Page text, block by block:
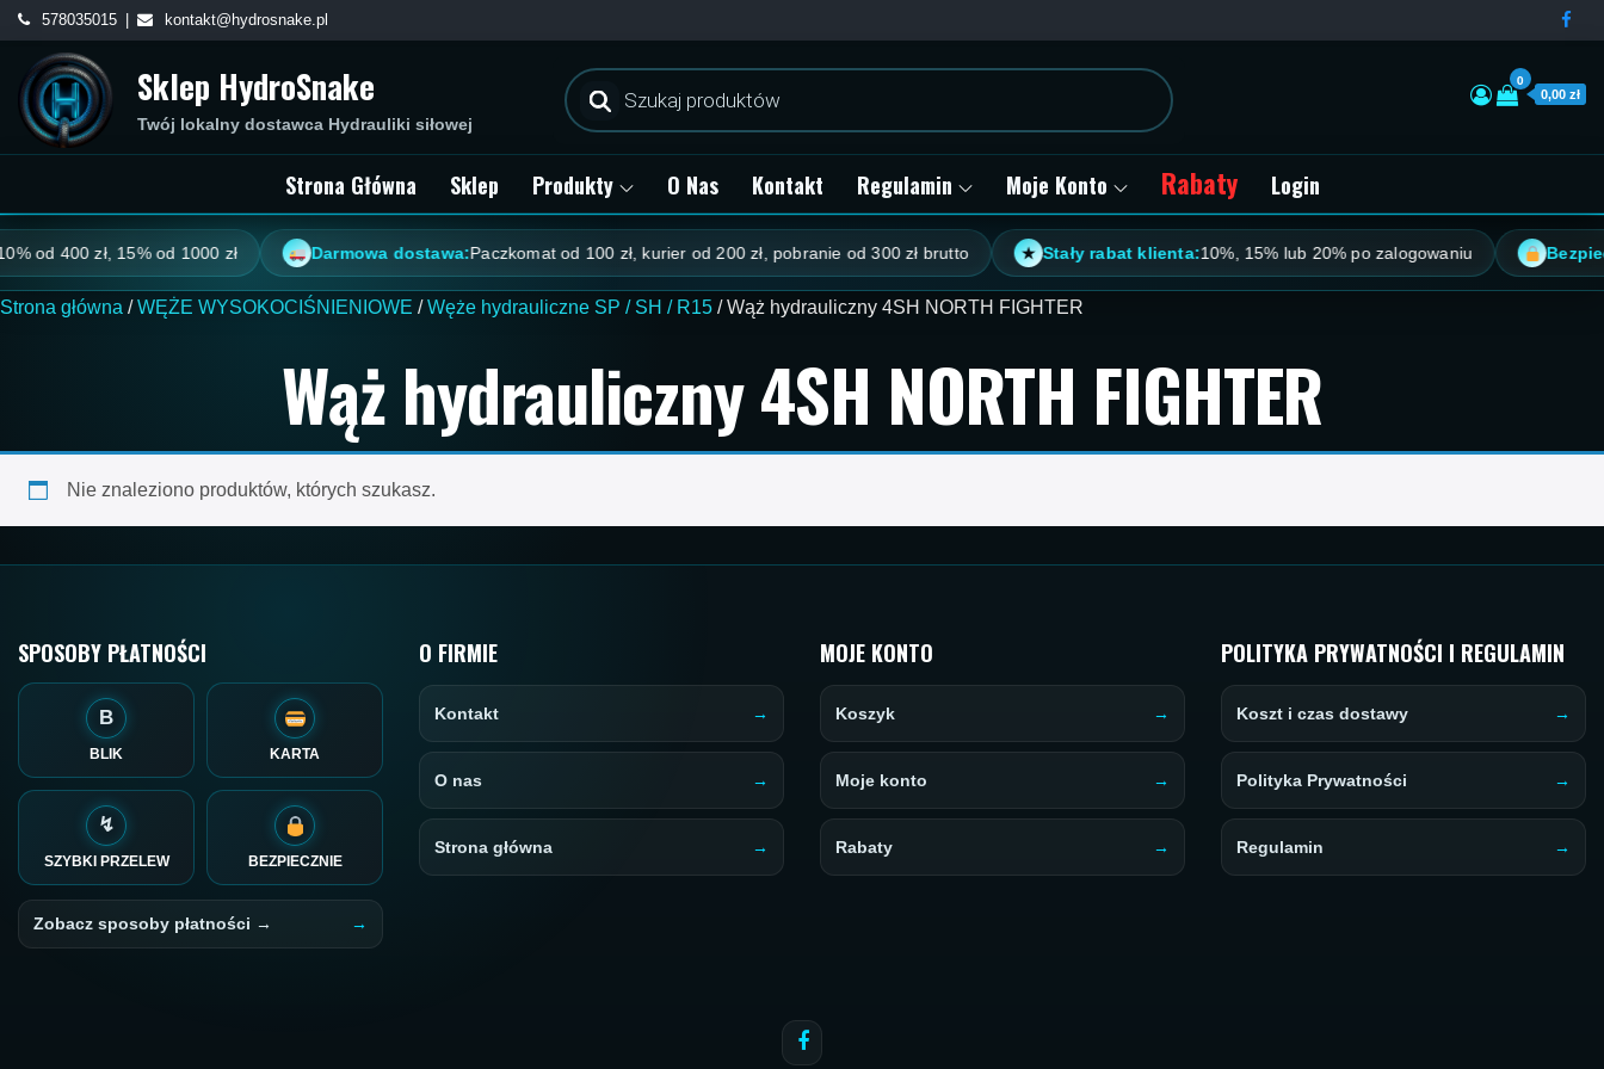
Skip
content
578035015 kontakt@hydrosnake.pl
Sklep HydroSnake
Twój lokalny dostawca Hydrauliki siłowej
Wyszukiwarka
produktów
0
0,00 zł
Strona Główna Sklep Produkty O Nas Kontakt Regulamin Moje Konto Rabaty Login
od 400 zł, 15% od 1000 zł Darmowa dostawa:Paczkomat od 100 zł, kurier od 200 zł, pobranie od 300 zł brutto ★ Stały rabat klienta:10%, 15% lub 20% po zalogowaniu
Strona główna /WĘŻE WYSOKOCIŚNIENIOWE /Węże hydrauliczne SP / SH / R15 / Wąż hydrauliczny 4SH NORTH FIGHTER
Wąż hydrauliczny 4SH NORTH FIGHTER
Nie znaleziono produktów, których szukasz.
SPOSOBY PŁATNOŚCI
B
BLIK KARTA
↯
SZYBKI PRZELEW BEZPIECZNIE
Zobacz sposoby płatności →
O FIRMIE
Kontakt
O nas
Strona główna
MOJE KONTO
Koszyk
Moje konto
Rabaty
POLITYKA PRYWATNOŚCI I REGULAMIN
Koszt i czas dostawy
Polityka Prywatności
Regulamin